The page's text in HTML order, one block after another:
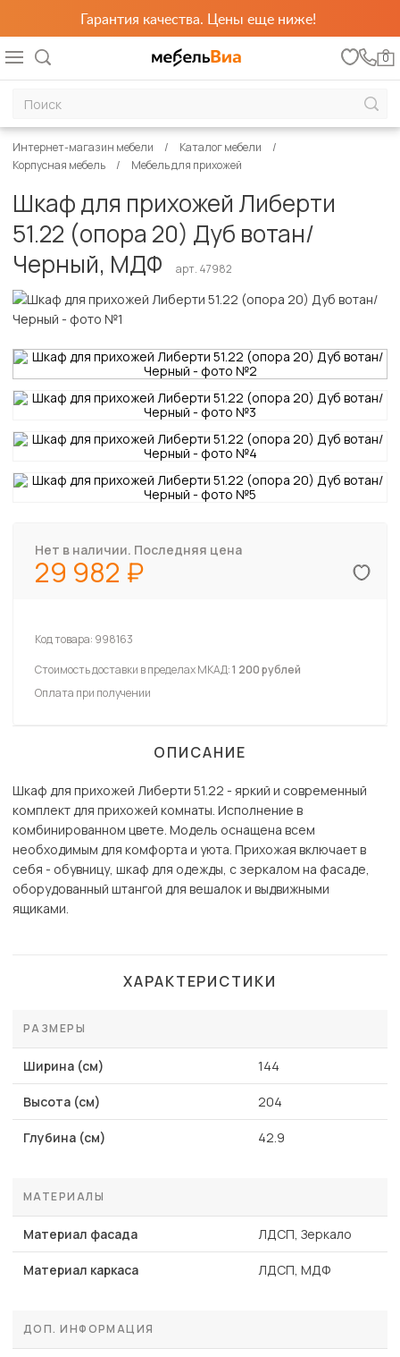
Гарантия качества. Цены еще ниже!
0
Интернет-магазин мебели
Каталог мебели
Корпусная мебель
Мебель для прихожей
Шкаф для прихожей Либерти
51.22 (опора 20) Дуб вотан/
Черный, МДФ
арт. 47982
Нет в наличии. Последняя цена
29 982
Код товара: 998163
Стоимость доставки в пределах МКАД:1 200 рублей
Оплата при получении
ОПИСАНИЕ
Шкаф для прихожей Либерти 51.22 - яркий и современный
комплект для прихожей комнаты. Исполнение в
комбинированном цвете. Модель оснащена всем
необходимым для комфорта и уюта. Прихожая включает в
себя - обувницу, шкаф для одежды, с зеркалом на фасаде,
оборудованный штангой для вешалок и выдвижными
ящиками.
ХАРАКТЕРИСТИКИ
РАЗМЕРЫ
Ширина (см) 144
Высота (см) 204
Глубина (см) 42.9
МАТЕРИАЛЫ
Материал фасада ЛДСП, Зеркало
Материал каркаса ЛДСП, МДФ
ДОП. ИНФОРМАЦИЯ